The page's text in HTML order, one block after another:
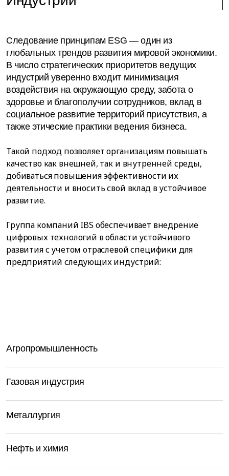
Следование принципам ESG — один из
глобальных трендов развития мировой экономики.
В число стратегических приоритетов ведущих
индустрий уверенно входит минимизация
воздействия на окружающую среду, забота о
здоровье и благополучии сотрудников, вклад в
социальное развитие территорий присутствия, а
также этические практики ведения бизнеса.
Такой подход позволяет организациям повышать
качество как внешней, так и внутренней среды,
добиваться повышения эффективности их
деятельности и вносить свой вклад в устойчивое
развитие.
Группа компаний IBS обеспечивает внедрение
цифровых технологий в области устойчивого
развития с учетом отраслевой специфики для
предприятий следующих индустрий:
Агропромышленность
Газовая индустрия
Металлургия
Нефть и химия